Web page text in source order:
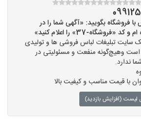
فروشگاه بگویید: «آگهی شما را در
37» را اعلام کنید»
سایت تبلیغات لباس فروشی ها و تولیدی
وهیچ‌گونه منفعت و مسئولیتی در
ندارد.
با قیمت مناسب و کیفیت بالا
لیست (افزایش بازدید)